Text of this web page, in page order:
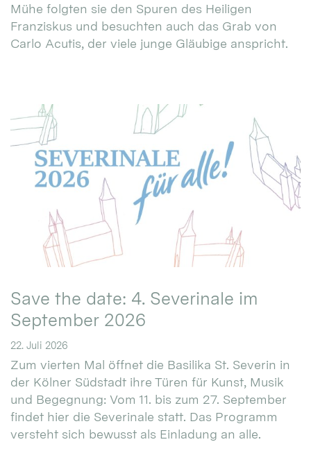
Mühe folgten sie den Spuren des Heiligen
Franziskus und besuchten auch das Grab von
Carlo Acutis, der viele junge Gläubige anspricht.
Save the date: 4. Severinale im
September 2026
22. Juli 2026
Zum vierten Mal öffnet die Basilika St. Severin in
der Kölner Südstadt ihre Türen für Kunst, Musik
und Begegnung: Vom 11. bis zum 27. September
findet hier die Severinale statt. Das Programm
versteht sich bewusst als Einladung an alle.